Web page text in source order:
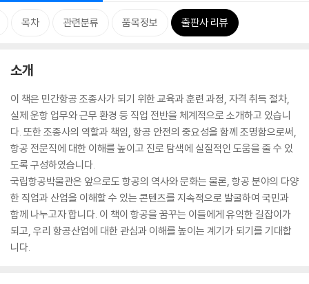
목차 관련분류 품목정보 출판사 리뷰
소개
이 책은 민간항공 조종사가 되기 위한 교육과 훈련 과정, 자격 취득 절차,
실제 운항 업무와 근무 환경 등 직업 전반을 체계적으로 소개하고 있습니
다. 또한 조종사의 역할과 책임, 항공 안전의 중요성을 함께 조명함으로써,
항공 전문직에 대한 이해를 높이고 진로 탐색에 실질적인 도움을 줄 수 있
도록 구성하였습니다.
국립항공박물관은 앞으로도 항공의 역사와 문화는 물론, 항공 분야의 다양
한 직업과 산업을 이해할 수 있는 콘텐츠를 지속적으로 발굴하여 국민과
함께 나누고자 합니다. 이 책이 항공을 꿈꾸는 이들에게 유익한 길잡이가
되고, 우리 항공산업에 대한 관심과 이해를 높이는 계기가 되기를 기대합
니다.